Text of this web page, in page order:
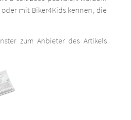
oder mit Biker4Kids kennen, die
zum Anbieter des Artikels